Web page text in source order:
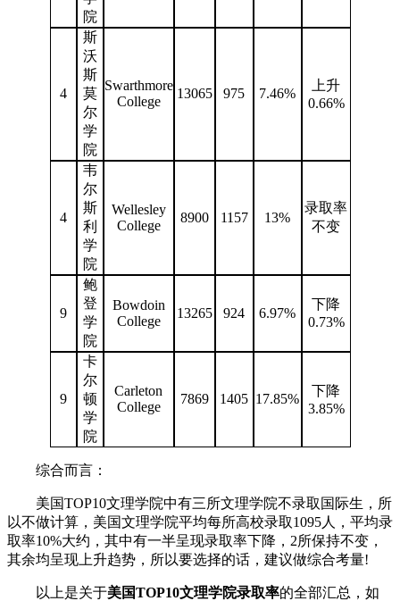
院
4
斯
沃
斯
莫
尔
学
院
Swarthmore
College
13065 975 7.46%
上升
0.66%
4
韦
尔
斯
利
学
院
Wellesley
College
8900 1157 13%
录取率
不变
9
鲍
登
学
院
Bowdoin
College
13265 924 6.97%
下降
0.73%
9
卡
尔
顿
学
院
Carleton
College
7869 1405 17.85%
下降
3.85%
综合而言：
美国TOP10文理学院中有三所文理学院不录取国际生，所
以不做计算，美国文理学院平均每所高校录取1095人，平均录
取率10%大约，其中有一半呈现录取率下降，2所保持不变，
其余均呈现上升趋势，所以要选择的话，建议做综合考量!
以上是关于美国TOP10文理学院录取率的全部汇总，如